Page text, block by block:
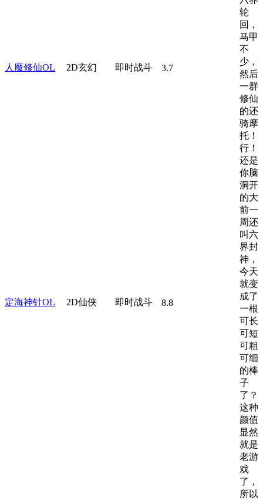
人魔修仙OL 2D玄幻 即时战斗 3.7
轮
回，
马甲
不
少，
然后
一群
修仙
的还
骑摩
托！
行！
还是
你脑
洞开
的大
定海神针OL 2D仙侠 即时战斗 8.8
前一
周还
叫六
界封
神，
今天
就变
成了
一根
可长
可短
可粗
可细
的棒
子
了？
这种
颜值
显然
就是
老游
戏
了，
所以